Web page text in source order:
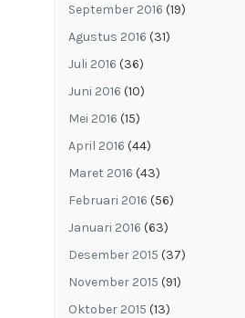
September 2016 (19)
Agustus 2016 (31)
Juli 2016 (36)
Juni 2016 (10)
Mei 2016 (15)
April 2016 (44)
Maret 2016 (43)
Februari 2016 (56)
Januari 2016 (63)
Desember 2015 (37)
November 2015 (91)
Oktober 2015 (13)